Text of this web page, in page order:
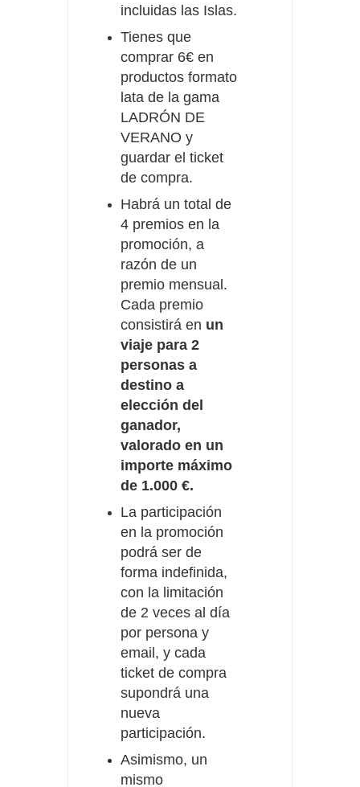
incluidas las Islas.
Tienes que
comprar 6€ en
productos formato
lata de la gama
LADRÓN DE
VERANO y
guardar el ticket
de compra.
Habrá un total de
4 premios en la
promoción, a
razón de un
premio mensual.
Cada premio
consistirá en un
viaje para 2
personas a
destino a
elección del
ganador,
valorado en un
importe máximo
de 1.000 €.
La participación
en la promoción
podrá ser de
forma indefinida,
con la limitación
de 2 veces al día
por persona y
email, y cada
ticket de compra
supondrá una
nueva
participación.
Asimismo, un
mismo